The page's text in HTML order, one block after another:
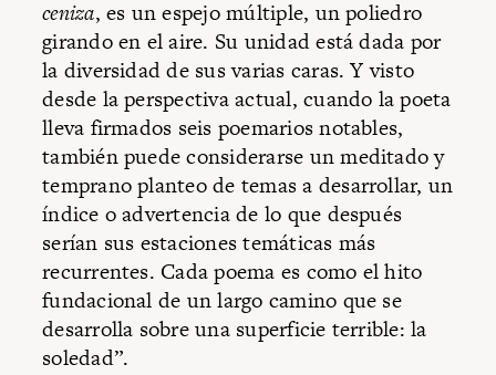
ceniza, es un espejo múltiple, un poliedro
girando en el aire. Su unidad está dada por
la diversidad de sus varias caras. Y visto
desde la perspectiva actual, cuando la poeta
lleva firmados seis poemarios notables,
también puede considerarse un meditado y
temprano planteo de temas a desarrollar, un
índice o advertencia de lo que después
serían sus estaciones temáticas más
recurrentes. Cada poema es como el hito
fundacional de un largo camino que se
desarrolla sobre una superficie terrible: la
soledad”.